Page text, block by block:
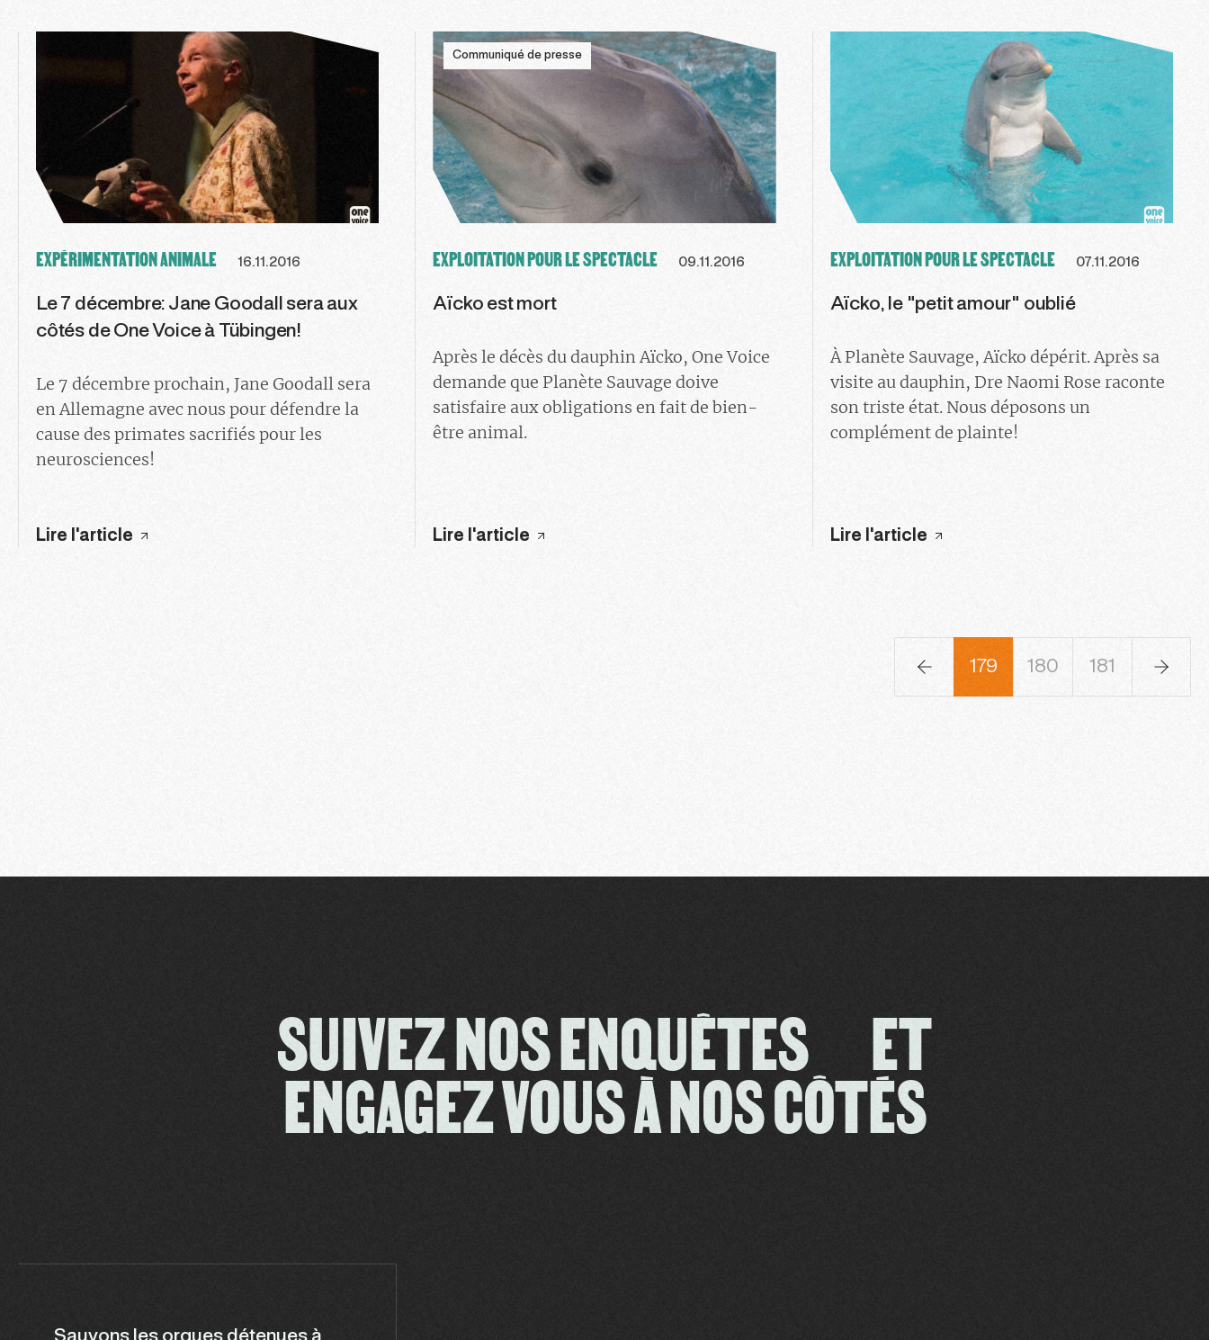
EXPÉRIMENTATION ANIMALE 16.11.2016
Le 7 décembre: Jane Goodall sera aux
côtés de One Voice à Tübingen!
Le 7 décembre prochain, Jane Goodall sera
en Allemagne avec nous pour défendre la
cause des primates sacrifiés pour les
neurosciences!
Lire l'article
Communiqué de presse
EXPLOITATION POUR LE SPECTACLE 09.11.2016
Aïcko est mort
Après le décès du dauphin Aïcko, One Voice
demande que Planète Sauvage doive
satisfaire aux obligations en fait de bien-
être animal.
Lire l'article
EXPLOITATION POUR LE SPECTACLE 07.11.2016
Aïcko, le "petit amour" oublié
À Planète Sauvage, Aïcko dépérit. Après sa
visite au dauphin, Dre Naomi Rose raconte
son triste état. Nous déposons un
complément de plainte!
Lire l'article
178 179 180 181 182
SUIVEZ NOS ENQUÊTES ET
ENGAGEZ VOUS À NOS CÔTÉS